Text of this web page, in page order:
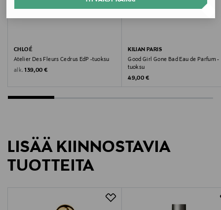
jätettä ja pidentäen tuoksun käyttöikää.
Valmistajan tuotenumero
N559010000
Hämeentie 15, 00500, Helsinki, Finland
Digitaalinen osoite
CHLOÉ
Atelier Des Fleurs Cedrus EdP -tuoksu
alk. Original Price
139,00 €
KILIAN PARIS
Good Girl Gone Bad Eau de Parfum -
tuoksu
Original Price
49,00 €
LISÄÄ KIINNOSTAVIA
TUOTTEITA